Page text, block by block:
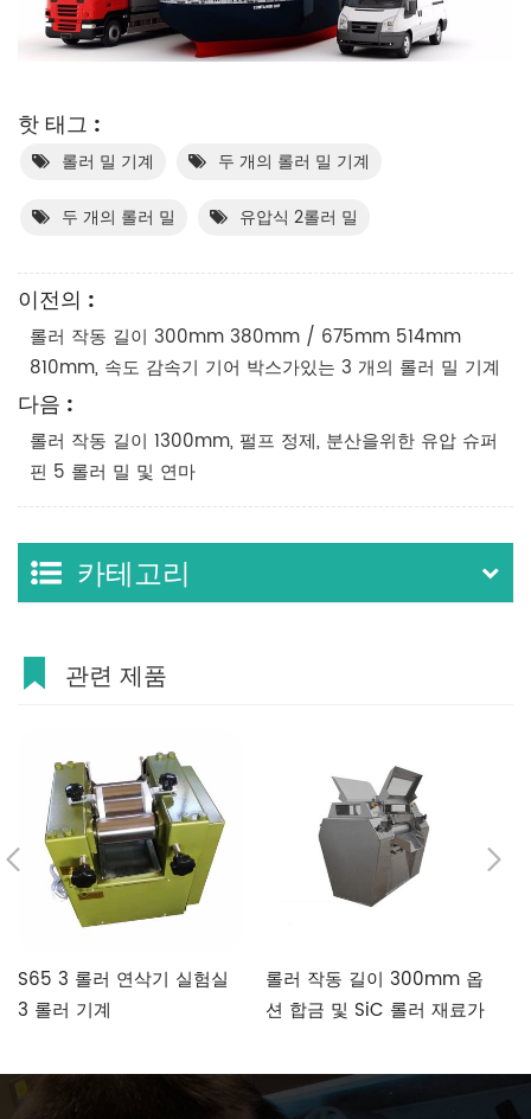
핫 태그 :
롤러 밀 기계 두 개의 롤러 밀 기계
두 개의 롤러 밀 유압식 2롤러 밀
이전의 :
롤러 작동 길이 300mm 380mm / 675mm 514mm
810mm, 속도 감속기 기어 박스가있는 3 개의 롤러 밀 기계
다음 :
롤러 작동 길이 1300mm, 펄프 정제, 분산을위한 유압 슈퍼
핀 5 롤러 밀 및 연마
카테고리
관련 제품
S65 3 롤러 연삭기 실험실
3 롤러 기계
롤러 작동 길이 300mm 옵
션 합금 및 SiC 롤러 재료가
합한 600mm, 유압 3 롤러
밀 기계